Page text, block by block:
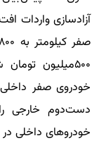
آزادسازی واردات
۵۰۰میلیون
دست‌دوم خارجی
خودروهای داخلی در